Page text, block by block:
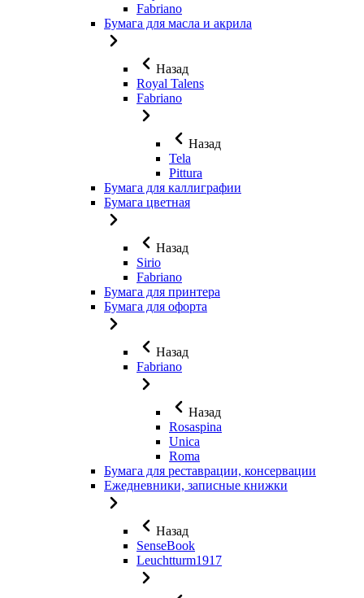
Fabriano
Бумага для масла и акрила
Назад
Royal Talens
Fabriano
Назад
Tela
Pittura
Бумага для каллиграфии
Бумага цветная
Назад
Sirio
Fabriano
Бумага для принтера
Бумага для офорта
Назад
Fabriano
Назад
Rosaspina
Unica
Roma
Бумага для реставрации, консервации
Ежедневники, записные книжки
Назад
SenseBook
Leuchtturm1917